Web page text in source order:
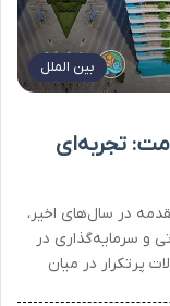
بین الملل
تجربه‌ای
در سال‌های اخیر،
و سرمایه‌گذاری در
پر‌تکرار در میان